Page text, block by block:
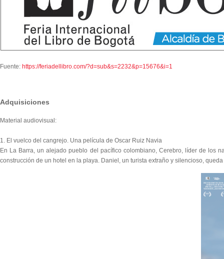
Fuente: https://feriadellibro.com/?d=sub&s=2232&p=15676&i=1
Adquisiciones
Material audiovisual:
1. El vuelco del cangrejo. Una película de Oscar Ruiz Navia
En La Barra, un alejado pueblo del pacífico colombiano, Cerebro, líder de los
construcción de un hotel en la playa. Daniel, un turista extraño y silencioso,